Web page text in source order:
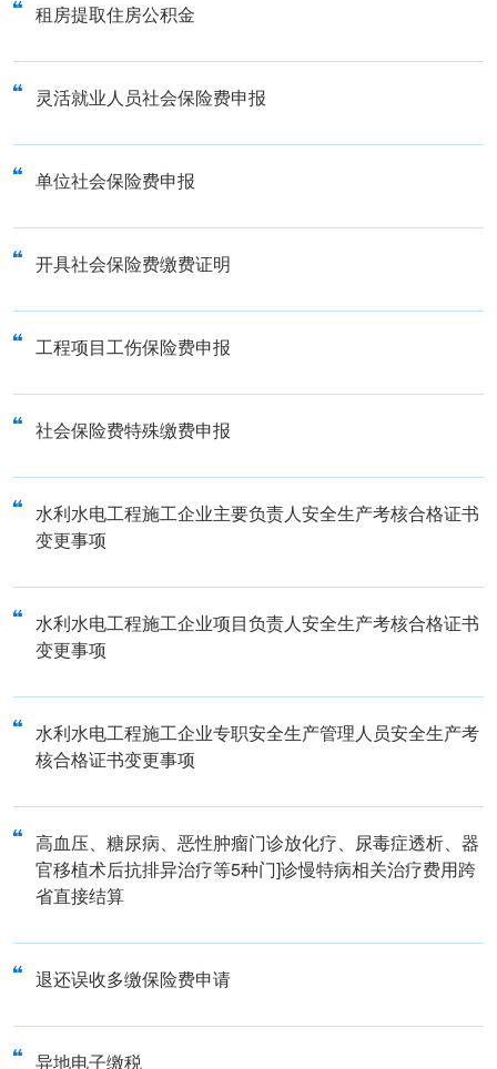
租房提取住房公积金
灵活就业人员社会保险费申报
单位社会保险费申报
开具社会保险费缴费证明
工程项目工伤保险费申报
社会保险费特殊缴费申报
水利水电工程施工企业主要负责人安全生产考核合格证书
变更事项
水利水电工程施工企业项目负责人安全生产考核合格证书
变更事项
水利水电工程施工企业专职安全生产管理人员安全生产考
核合格证书变更事项
高血压、糖尿病、恶性肿瘤门诊放化疗、尿毒症透析、器
官移植术后抗排异治疗等5种门]诊慢特病相关治疗费用跨
省直接结算
退还误收多缴保险费申请
异地电子缴税